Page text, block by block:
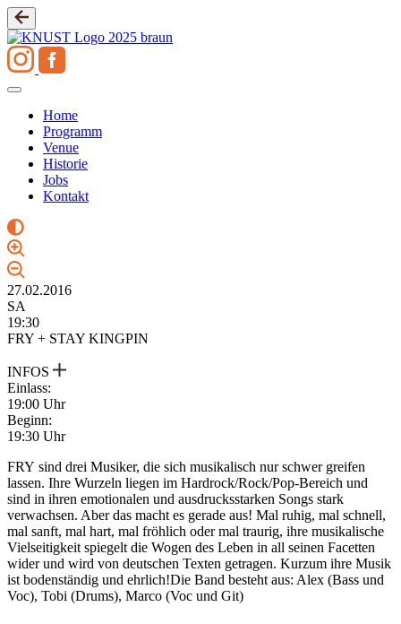
Zum
Inhalt
springen
Home
Programm
Venue
Historie
Jobs
Kontakt
27.02.2016
SA
19:30
FRY + STAY KINGPIN
INFOS
Einlass:
19:00 Uhr
Beginn:
19:30 Uhr
FRY sind drei Musiker, die sich musikalisch nur schwer greifen
lassen. Ihre Wurzeln liegen im Hardrock/Rock/Pop-Bereich und
sind in ihren emotionalen und ausdrucksstarken Songs stark
verwachsen. Aber das macht es gerade aus! Mal ruhig, mal schnell,
mal sanft, mal hart, mal fröhlich oder mal traurig, ihre musikalische
Vielseitigkeit spiegelt die Wogen des Leben in all seinen Facetten
wider und wird von deutschen Texten getragen. Kurzum ihre Musik
ist bodenständig und ehrlich!Die Band besteht aus: Alex (Bass und
Voc), Tobi (Drums), Marco (Voc und Git)